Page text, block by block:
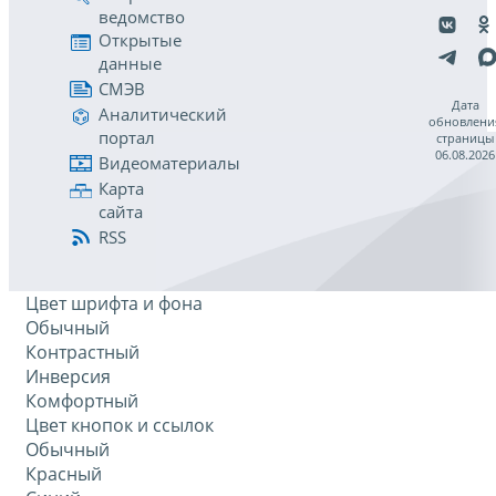
ведомство
Открытые
данные
СМЭВ
Аналитический
портал
Видеоматериалы
Карта
сайта
RSS
Дата
страницы
06.08.2026
Цвет шрифта и фона
Обычный
Контрастный
Инверсия
Комфортный
Цвет кнопок и ссылок
Обычный
Красный